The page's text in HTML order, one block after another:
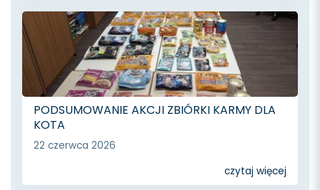
PODSUMOWANIE AKCJI ZBIÓRKI KARMY DLA
KOTA
22 czerwca 2026
czytaj więcej